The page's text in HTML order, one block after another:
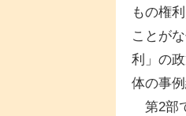
もの権
ことが
利」の
体の事
第2部